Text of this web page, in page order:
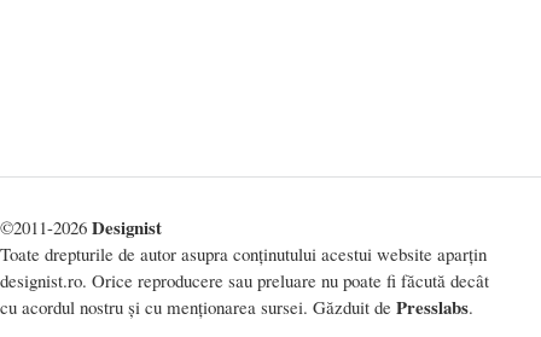
©2011-2026 Designist
Toate drepturile de autor asupra conținutului acestui website aparțin
designist.ro. Orice reproducere sau preluare nu poate fi făcută decât
cu acordul nostru și cu menționarea sursei. Găzduit de Presslabs.